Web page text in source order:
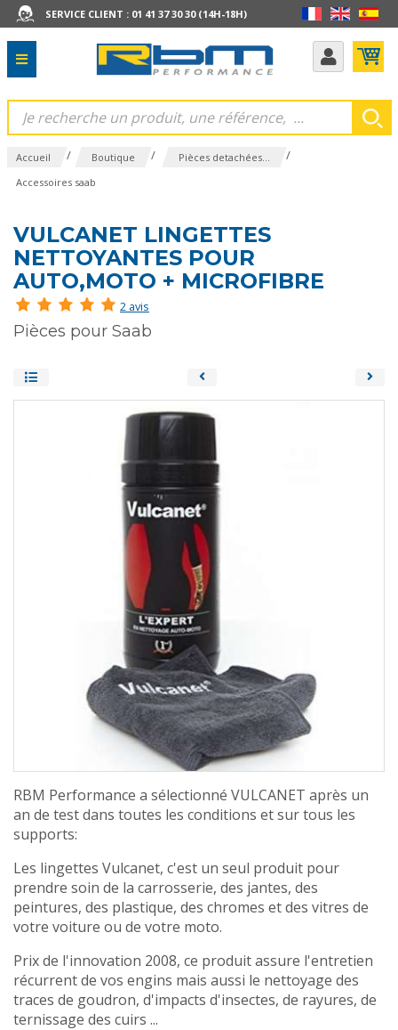
SERVICE CLIENT : 01 41 37 30 30 (14H-18H)
Accueil / Boutique / Pièces detachées... /
Accessoires saab
VULCANET LINGETTES
NETTOYANTES POUR
AUTO,MOTO + MICROFIBRE
2 avis
Pièces pour Saab
RBM Performance a sélectionné VULCANET après un
an de test dans toutes les conditions et sur tous les
supports:
Les lingettes Vulcanet, c'est un seul produit pour
prendre soin de la carrosserie, des jantes, des
peintures, des plastique, des chromes et des vitres de
votre voiture ou de votre moto.
Prix de l'innovation 2008, ce produit assure l'entretien
récurrent de vos engins mais aussi le nettoyage des
traces de goudron, d'impacts d'insectes, de rayures, de
ternissage des cuirs ...